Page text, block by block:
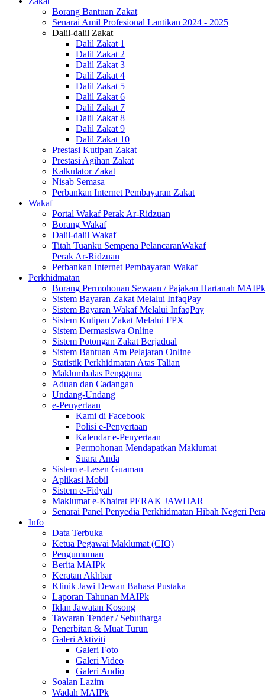
Borang Bantuan Zakat
Senarai Amil Profesional Lantikan 2024 - 2025
Dalil-dalil Zakat
Dalil Zakat 1
Dalil Zakat 2
Dalil Zakat 3
Dalil Zakat 4
Dalil Zakat 5
Dalil Zakat 6
Dalil Zakat 7
Dalil Zakat 8
Dalil Zakat 9
Dalil Zakat 10
Prestasi Kutipan Zakat
Prestasi Agihan Zakat
Kalkulator Zakat
Nisab Semasa
Perbankan Internet Pembayaran Zakat
Wakaf
Portal Wakaf Perak Ar-Ridzuan
Borang Wakaf
Dalil-dalil Wakaf
Titah Tuanku Sempena PelancaranWakaf
Perak Ar-Ridzuan
Perbankan Internet Pembayaran Wakaf
Perkhidmatan
Borang Permohonan Sewaan / Pajakan Hartanah MAIPk
Sistem Bayaran Zakat Melalui InfaqPay
Sistem Bayaran Wakaf Melalui InfaqPay
Sistem Kutipan Zakat Melalui FPX
Sistem Dermasiswa Online
Sistem Potongan Zakat Berjadual
Sistem Bantuan Am Pelajaran Online
Statistik Perkhidmatan Atas Talian
Maklumbalas Pengguna
Aduan dan Cadangan
Undang-Undang
e-Penyertaan
Kami di Facebook
Polisi e-Penyertaan
Kalendar e-Penyertaan
Permohonan Mendapatkan Maklumat
Suara Anda
Sistem e-Lesen Guaman
Aplikasi Mobil
Sistem e-Fidyah
Maklumat e-Khairat PERAK JAWHAR
Senarai Panel Penyedia Perkhidmatan Hibah Negeri
Info
Data Terbuka
Ketua Pegawai Maklumat (CIO)
Pengumuman
Berita MAIPk
Keratan Akhbar
Klinik Jawi Dewan Bahasa Pustaka
Laporan Tahunan MAIPk
Iklan Jawatan Kosong
Tawaran Tender / Sebutharga
Penerbitan & Muat Turun
Galeri Aktiviti
Galeri Foto
Galeri Video
Galeri Audio
Soalan Lazim
Wadah MAIPk